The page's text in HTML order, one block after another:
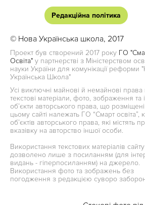
Редакційна політика
© Нова Українська школа, 2017
Проект був створений 2017 року ГО
Освіта" у партнерстві з Міністерством
науки України для комунікації реформи
Українська Школа"
Усі виключні майнові й немайнові права
текстові матеріали, фото, зображення та
об’єкти авторського права, що
цьому сайті належать ГО “Смарт освіта”,
об’єктів авторського права, які містять
вказівку на авторство іншої особи.
Використання текстових матеріалів сайту
дозволено лише з посиланням (для
видань - гіперпосиланням) на джерело.
Використання фото та зображень без
погодження з редакцією суворо